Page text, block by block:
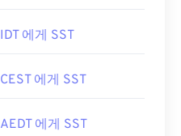
IDT 에게 SST
CEST 에게 SST
AEDT 에게 SST